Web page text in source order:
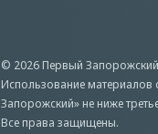
© 2026 Первый
Использование материалов
Запорожский» не ниже
Все права защищены.